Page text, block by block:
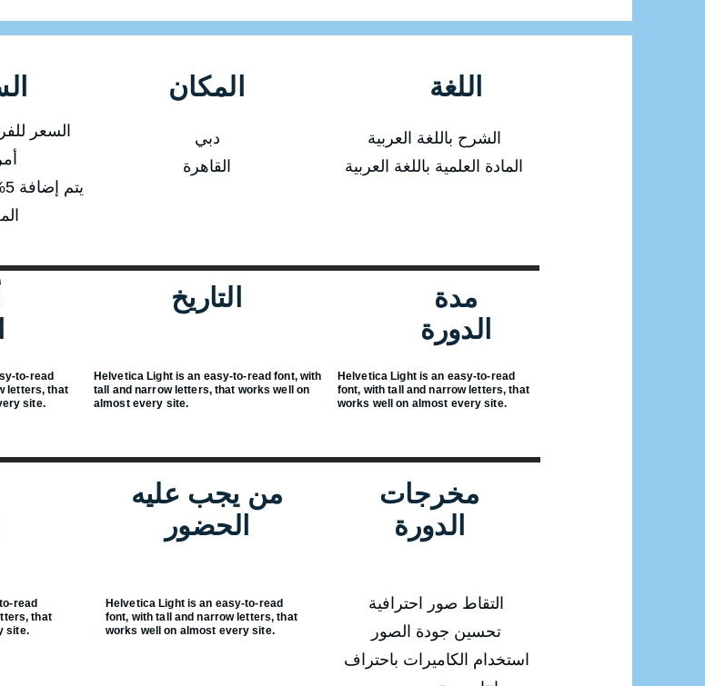
المكان
دبي
القاهرة
اللغة
الشرح باللغة العربية
المادة العلمية باللغة العربية
to-read
letters, that
site.
التاريخ
Helvetica Light is an easy-to-read font, with
tall and narrow letters, that works well on
almost every site.
مدة
الدورة
Helvetica Light is an easy-to-read
font, with tall and narrow letters, that
works well on almost every site.
من يجب عليه
الحضور
مخرجات
الدورة
read
that
site.
Helvetica Light is an easy-to-read
font, with tall and narrow letters, that
works well on almost every site.
التقاط صور احترافية
تحسين جودة الصور
استخدام الكاميرات باحتراف